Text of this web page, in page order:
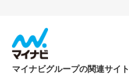
マイナビグループの関連サイト